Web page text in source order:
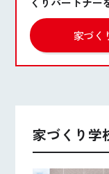
プライバシーポ
家づく
家づくり学